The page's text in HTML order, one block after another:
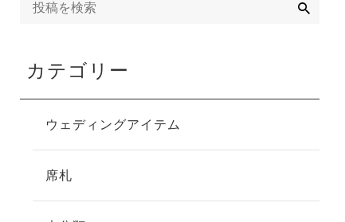
カテゴリー
ウェディングアイテム
席札